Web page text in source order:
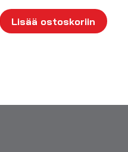
Lisää ostoskoriin